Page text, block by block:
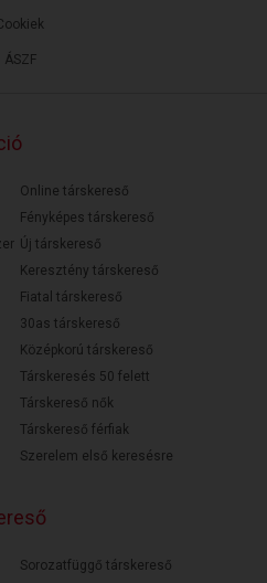
ÁSZF
Online társkereső
Fényképes társkereső
Új társkereső
Keresztény társkereső
Fiatal társkereső
30as társkereső
Középkorú társkereső
Társkeresés 50 felett
Társkereső nők
Társkereső férfiak
Szerelem első keresésre
Sorozatfüggő társkereső